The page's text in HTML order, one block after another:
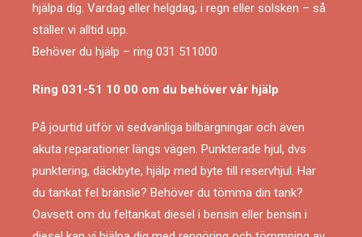
hjälpa dig. Vardag eller helgdag, i regn eller solsken – så
ställer vi alltid upp.
Behöver du hjälp – ring 031 511000
Ring 031-51 10 00 om du behöver vår hjälp
På jourtid utför vi sedvanliga bilbärgningar och även
akuta reparationer längs vägen. Punkterade hjul, dvs
punktering, däckbyte, hjälp med byte till reservhjul. Har
du tankat fel bränsle? Behöver du tömma din tank?
Oavsett om du feltankat diesel i bensin eller bensin i